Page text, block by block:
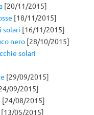
[20/11/2015]
[18/11/2015]
solari [16/11/2015]
nero [28/10/2015]
solari
[29/09/2015]
09/2015]
[24/08/2015]
[13/05/2015]